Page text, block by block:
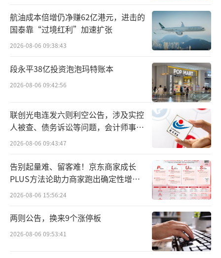
与之形成鲜明对比的却是爱马仕，据华尔
街见闻的报道，法国奢侈品集团爱马仕（Herm
ès）公布的业绩显示，上季营收增长18%，达
到33.6亿欧元，超出市场预期。在全球所有市
场，其手袋与成衣的需求都相当旺盛。
2023年，爱马仕已经将旗下产品价格上调
7%，2024年将继续提价9%。爱马仕高管表
示，涨价大多在年初实施，反映了包括劳动力
和原材料在内的投入成本以及汇率的波动。同
时，爱马仕还宣布，今年计划将皮革制品的产
航油成本倍增仍净赚62亿港元，进击的
国泰靠“过境红利”加速扩张
2026-08-06 09:38:43
段永平38亿投资泡泡玛特账本
2026-08-06 09:42:56
联创光电连发六则利空公告，涉及实控
人被查、债务诉讼等问题，会计师事务
所曾出具“保留意见”
2026-08-06 09:43:47
告别起量难、留客难！京东商家成长
PLUS方法论助力商家跑出确定性增长
路径
2026-08-06 15:56:24
两则公告，换来9个涨停板
2026-08-06 09:53:41